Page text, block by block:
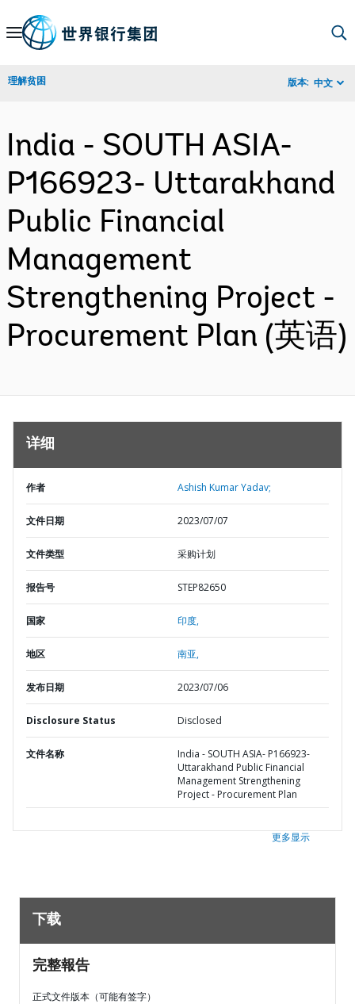
Skip
Navigation
理解贫困 版本: 中文
India - SOUTH ASIA-
P166923- Uttarakhand
Public Financial
Management
Strengthening Project -
Procurement Plan (英语)
详细
作者 Ashish Kumar Yadav;
文件日期 2023/07/07
文件类型 采购计划
报告号 STEP82650
国家 印度,
地区 南亚,
发布日期 2023/07/06
Disclosure Status Disclosed
文件名称
India - SOUTH ASIA- P166923-
Uttarakhand Public Financial
Management Strengthening
Project - Procurement Plan
更多显示
下载
完整報告
正式文件版本（可能有签字）